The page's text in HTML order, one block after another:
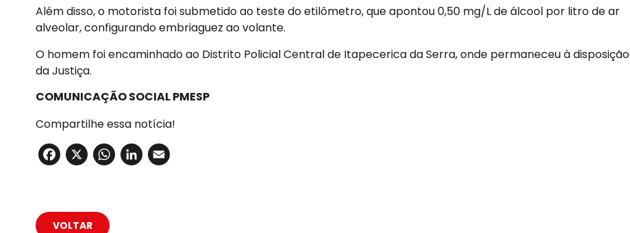
Além disso, o motorista foi submetido ao teste do etilômetro, que apontou 0,50 mg/L de álcool por litro de ar
alveolar, configurando embriaguez ao volante.
O homem foi encaminhado ao Distrito Policial Central de Itapecerica da Serra, onde permaneceu à disposição
da Justiça.
COMUNICAÇÃO SOCIAL PMESP
Compartilhe essa notícia!
Facebook
X WhatsApp
LinkedIn
VOLTAR